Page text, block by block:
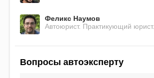
Феликс Наумов
Автоюрист. Практикующий юрист.
Вопросы автоэксперту